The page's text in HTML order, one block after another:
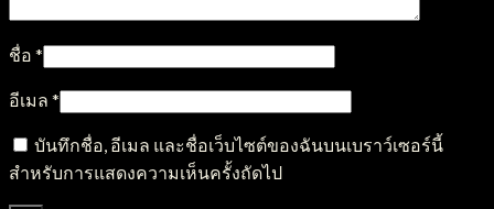
ชื่อ *
อีเมล *
บันทึกชื่อ, อีเมล และชื่อเว็บไซต์ของฉันบนเบราว์เซอร์นี้
สำหรับการแสดงความเห็นครั้งถัดไป